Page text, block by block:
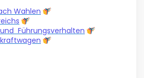
Wahlen
Führungsverhalten